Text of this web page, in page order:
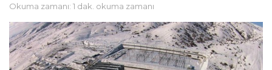
Okuma zamanı: 1 dak. okuma zamanı